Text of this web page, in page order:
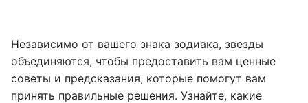
Независимо от вашего знака зодиака, звезды
объединяются, чтобы предоставить вам ценные
советы и предсказания, которые помогут вам
принять правильные решения. Узнайте, какие